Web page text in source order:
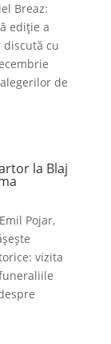
Breaz:
ediție a
discută cu
de
la Blaj
Pojar,
vizita